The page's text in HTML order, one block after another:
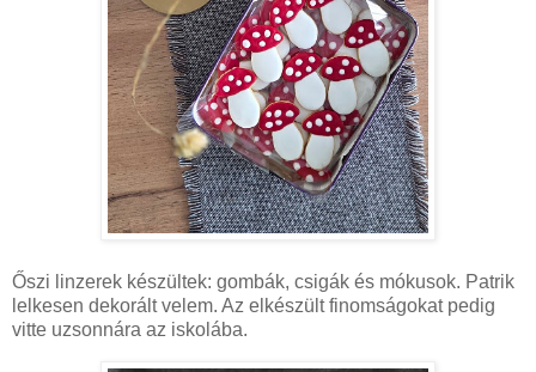
Őszi linzerek készültek: gombák, csigák és mókusok. Patrik
lelkesen dekorált velem. Az elkészült finomságokat pedig
vitte uzsonnára az iskolába.